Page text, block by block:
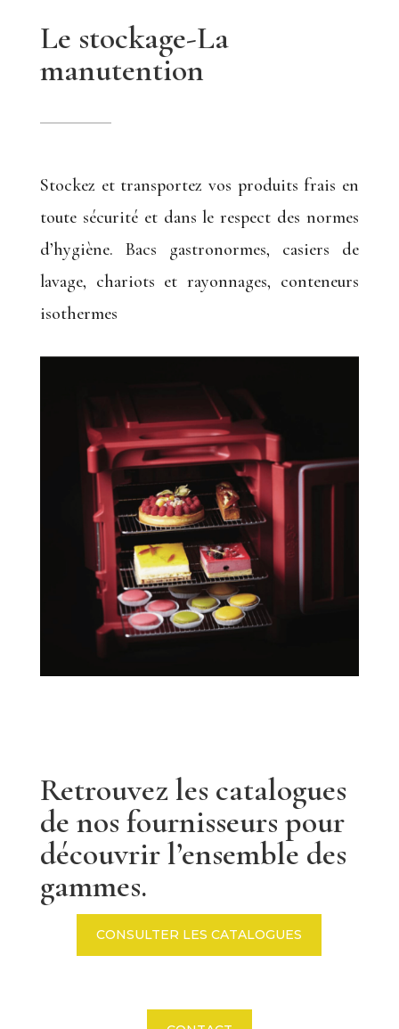
Le stockage-La
manutention
Stockez et transportez vos produits frais en
toute sécurité et dans le respect des normes
d’hygiène. Bacs gastronormes, casiers de
lavage, chariots et rayonnages, conteneurs
isothermes
Retrouvez les catalogues
de nos fournisseurs pour
découvrir l’ensemble des
gammes.
CONSULTER LES CATALOGUES